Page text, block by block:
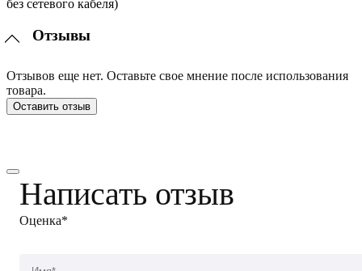
без сетевого кабеля)
Отзывы
Отзывов еще нет. Оставьте свое мнение после использования
товара.
Оставить отзыв
Написать отзыв
Оценка*